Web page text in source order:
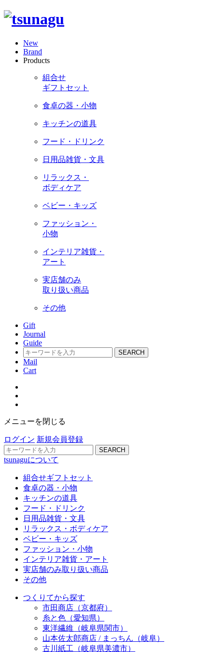
New
Brand
Products
組合せ
ギフトセット
食卓の器・小物
キッチンの道具
フード・ドリンク
日用品雑貨・文具
リラックス・
ボディケア
ベビー・キッズ
ファッション・
小物
インテリア雑貨・
アート
実店舗のみ
取り扱い商品
その他
Gift
Journal
Guide
SEARCH
Mail
Cart
メニューを閉じる
ログイン 新規会員登録
SEARCH
tsunaguについて
組合せギフトセット
食卓の器・小物
キッチンの道具
フード・ドリンク
日用品雑貨・文具
リラックス・ボディケア
ベビー・キッズ
ファッション・小物
インテリア雑貨・アート
実店舗のみ取り扱い商品
その他
つくりてから探す
市田商店（京都府）
糸と色（愛知県）
東洋繊維（岐阜県関市）
山本佐太郎商店 / まっちん（岐阜）
古川紙工（岐阜県美濃市）